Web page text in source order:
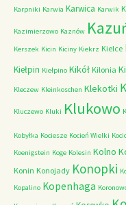
Karpniki Karwia Karwica Karwik
Kazimierzowo Kaznów
Kerszek Kicin Kiciny Kiekrz Kielce
Kiełpin Kiełpino Kikół Kilonia
Kleczew Kleinkoschen Klekotki
Kluczewo Kluki Klukowo
Kobyłka Kociesze Kocień Wielki
Koenigstein Koge Kolesin Kolno
Konin Konojady Konopki
Kopalino Kopenhaga